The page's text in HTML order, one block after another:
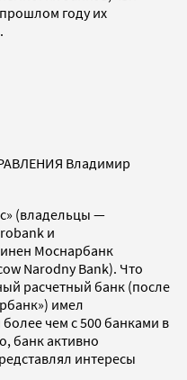
году их
Владимир
(владельцы —
и
Моснарбанк
Narodny Bank). Что
расчетный банк (после
имел
чем с 500 банками в
банк активно
интересы